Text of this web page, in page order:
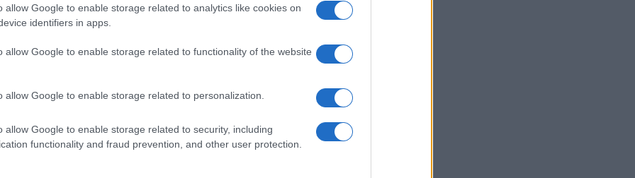
allow Google to enable storage related to analytics like cookies on
identifiers in apps.
allow Google to enable storage related to functionality of the website
allow Google to enable storage related to personalization.
allow Google to enable storage related to security, including
functionality and fraud prevention, and other user protection.
Eboli crollano i conti
sua società
di
Enrico Foscarini
13 Dicembre 2025, 17:39
5.3k